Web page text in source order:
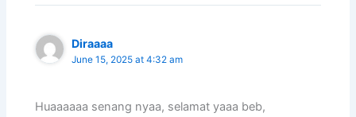
Diraaaa
June 15, 2025 at 4:32 am
Huaaaaaa senang nyaa, selamat yaaa beb,